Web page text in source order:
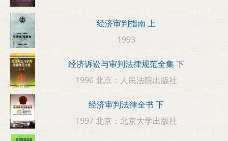
经济审判指南 上
1993
经济诉讼与审判法律规范全集 下
1996 北京：人民法院出版社
经济审判法律全书 下
1997 北京：北京大学出版社